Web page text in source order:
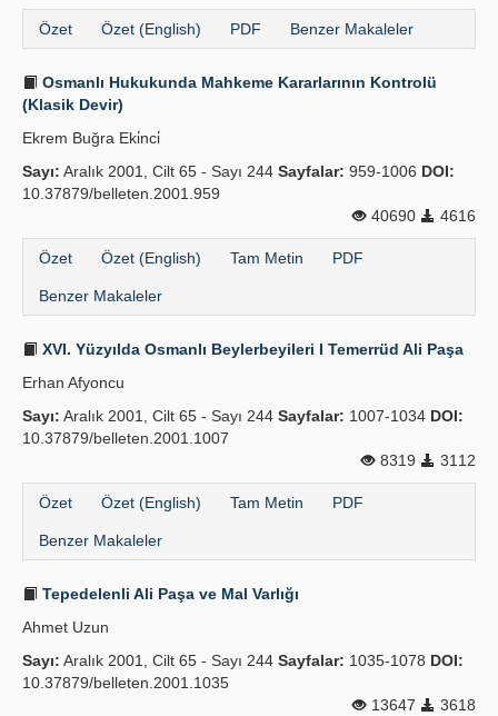
Özet Özet (English) PDF Benzer Makaleler
Osmanlı Hukukunda Mahkeme Kararlarının Kontrolü
(Klasik Devir)
Ekrem Buğra Eki̇nci̇
Sayı: Aralık 2001, Cilt 65 - Sayı 244 Sayfalar: 959-1006 DOI:
10.37879/belleten.2001.959
40690
4616
Özet Özet (English) Tam Metin PDF
Benzer Makaleler
XVI. Yüzyılda Osmanlı Beylerbeyileri I Temerrüd Ali Paşa
Erhan Afyoncu
Sayı: Aralık 2001, Cilt 65 - Sayı 244 Sayfalar: 1007-1034 DOI:
10.37879/belleten.2001.1007
8319
3112
Özet Özet (English) Tam Metin PDF
Benzer Makaleler
Tepedelenli Ali Paşa ve Mal Varlığı
Ahmet Uzun
Sayı: Aralık 2001, Cilt 65 - Sayı 244 Sayfalar: 1035-1078 DOI:
10.37879/belleten.2001.1035
13647
3618